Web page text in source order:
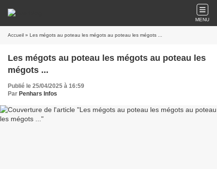
MENU
Accueil » Les mégots au poteau les mégots au poteau les mégots ...
Les mégots au poteau les mégots au poteau les
mégots ...
Publié le 25/04/2025 à 16:59
Par Penhars Infos